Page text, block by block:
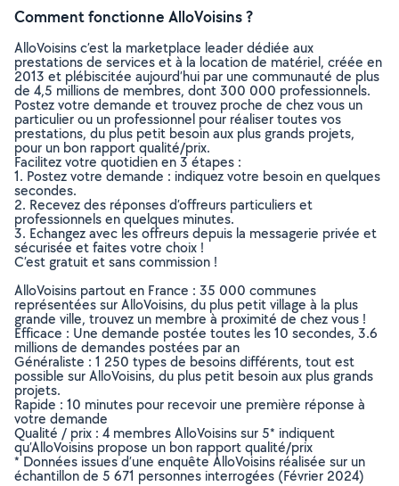
Comment fonctionne AlloVoisins ?
AlloVoisins c’est la marketplace leader dédiée aux
prestations de services et à la location de matériel, créée en
2013 et plébiscitée aujourd’hui par une communauté de plus
de 4,5 millions de membres, dont 300 000 professionnels.
Postez votre demande et trouvez proche de chez vous un
particulier ou un professionnel pour réaliser toutes vos
prestations, du plus petit besoin aux plus grands projets,
pour un bon rapport qualité/prix.
Facilitez votre quotidien en 3 étapes :
1. Postez votre demande : indiquez votre besoin en quelques
secondes.
2. Recevez des réponses d’offreurs particuliers et
professionnels en quelques minutes.
3. Echangez avec les offreurs depuis la messagerie privée et
sécurisée et faites votre choix !
C’est gratuit et sans commission !
AlloVoisins partout en France : 35 000 communes
représentées sur AlloVoisins, du plus petit village à la plus
grande ville, trouvez un membre à proximité de chez vous !
Efficace : Une demande postée toutes les 10 secondes, 3.6
millions de demandes postées par an
Généraliste : 1 250 types de besoins différents, tout est
possible sur AlloVoisins, du plus petit besoin aux plus grands
projets.
Rapide : 10 minutes pour recevoir une première réponse à
votre demande
Qualité / prix : 4 membres AlloVoisins sur 5* indiquent
qu’AlloVoisins propose un bon rapport qualité/prix
* Données issues d’une enquête AlloVoisins réalisée sur un
échantillon de 5 671 personnes interrogées (Février 2024)